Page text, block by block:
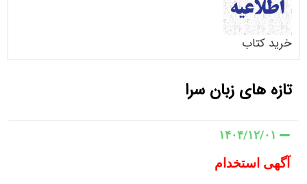
خرید کتاب
تازه های زبان سرا
۱۴۰۴/۱۲/۰۱
آگهی استخدام